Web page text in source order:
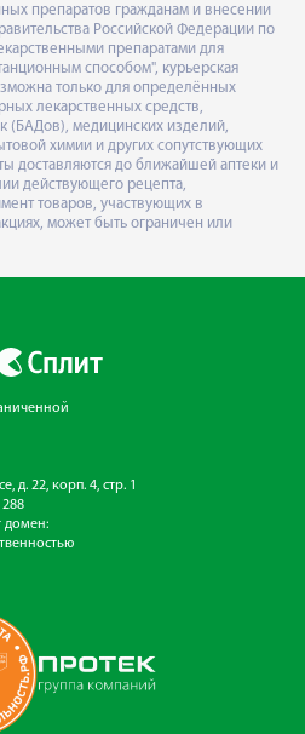
препаратов гражданам и внесении
Российской Федерации по
препаратами для
способом", курьерская
только для определённых
лекарственных средств,
(БАДов), медицинских изделий,
химии и других сопутствующих
доставляются до ближайшей аптеки и
действующего рецепта,
товаров, участвующих в
может быть ограничен или
д. 22, корп. 4, стр. 1
домен: